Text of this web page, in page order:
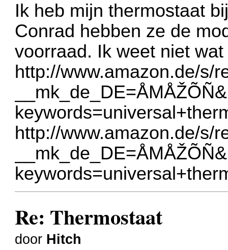
Ik heb mijn thermostaat
Conrad hebben ze de
voorraad. Ik weet niet
http://www.amazon.de/s/
__mk_de_DE=
http://www.amazon.de/s/
__mk_de_DE=
Re: Thermostaat
door Hitch